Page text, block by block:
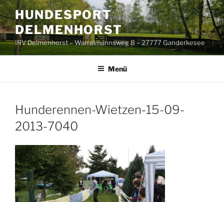
Zum
Inhalt
springen
HUNDESPORT
DELMENHORST
IRV Delmenhorst – Warrelmannsweg 8 – 27777 Ganderkesee
Menü
Hunderennen-Wietzen-15-09-
2013-7040